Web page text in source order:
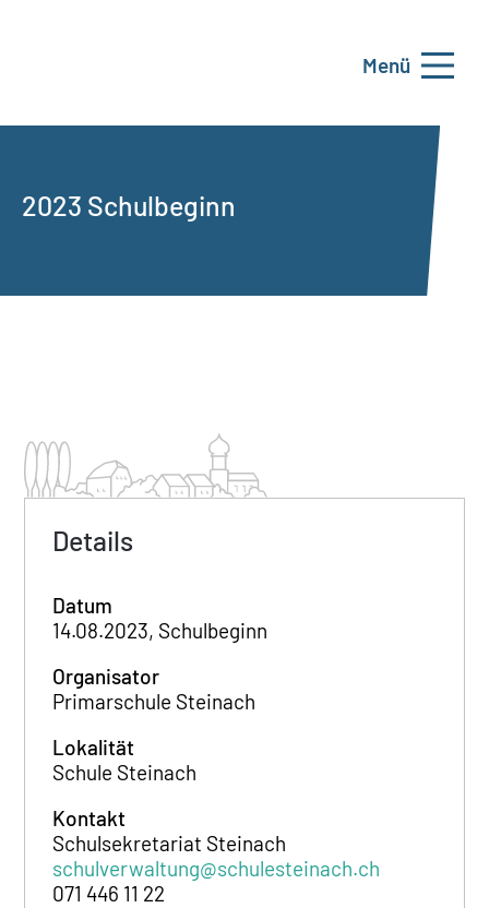
Menü
2023 Schulbeginn
Details
Datum
14.08.2023, Schulbeginn
Organisator
Primarschule Steinach
Lokalität
Schule Steinach
Kontakt
Schulsekretariat Steinach
schulverwaltung@schulesteinach.ch
071 446 11 22